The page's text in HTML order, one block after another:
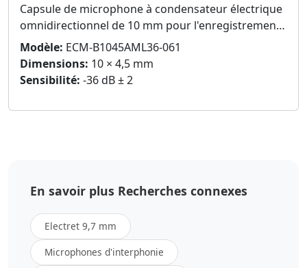
Capsule de microphone à condensateur électrique
omnidirectionnel de 10 mm pour l'enregistrement
vocal
Modèle: ECM-B1045AML36-061
Dimensions: 10 × 4,5 mm
Sensibilité: -36 dB ± 2
En savoir plus Recherches connexes
Electret 9,7 mm
Microphones d'interphonie